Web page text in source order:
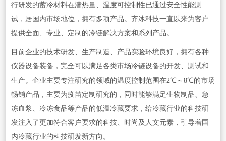
行研发的蓄冷材料在潜热量、温度可控制性已通过安全性能测
试，居国内市场地位，拥有多项产品。齐冰科技一直以来为客户
提供全面、专业、定制的冷链解决方案和系列产品。
目前企业的技术研发、生产制造、产品实验环境良好，拥有各种
仪器设备装备，完全可以满足各类市场冷链设备的开发、测试和
生产。企业主要专注研究的领域的温度控制范围在2℃～8℃的市场
畅销产品，主要为疫苗定制研究的，同时能够满足生物制品、急
冻血浆、冷冻食品等产品的低温冷藏要求，给冷藏行业的科技研
发注入了更加符合客户要求的科技、时尚及人文元素，引导着国
内冷藏行业的科技研发新方向。